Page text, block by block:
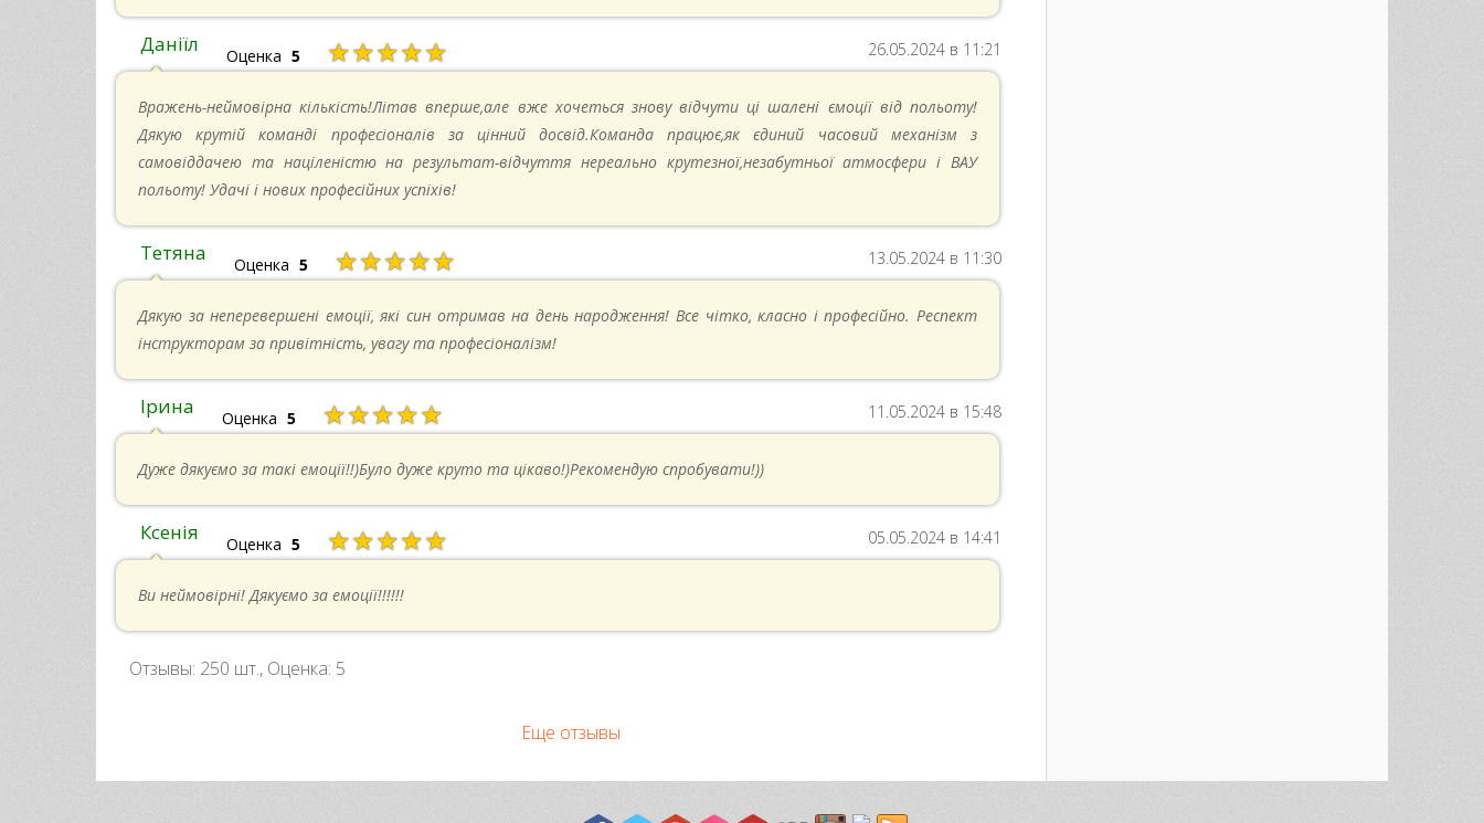
Даніїл Оценка 5 ★★★★★ 26.05.2024 в 11:21
Вражень-неймовірна кількість!Літав вперше,але вже хочеться знову відчути ці шалені ємоції від польоту!
Дякую крутій команді професіоналів за цінний досвід.Команда працює,як єдиний часовий механізм з
самовіддачею та націленістю на результат-відчуття нереально крутезної,незабутньої атмосфери і ВАУ
польоту! Удачі і нових професійних успіхів!
Тетяна Оценка 5 ★★★★★ 13.05.2024 в 11:30
Дякую за неперевершені емоції, які син отримав на день народження! Все чітко, класно і професійно. Респект
інструкторам за привітність, увагу та професіоналізм!
Ірина Оценка 5 ★★★★★ 11.05.2024 в 15:48
Дуже дякуємо за такі емоції!!)Було дуже круто та цікаво!)Рекомендую спробувати!))
Ксенія Оценка 5 ★★★★★ 05.05.2024 в 14:41
Ви неймовірні! Дякуємо за емоції!!!!!!
Отзывы: 250 шт., Оценка: 5
Еще отзывы